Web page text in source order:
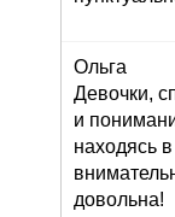
Ольга
Девочки,
и
находясь
довольна!